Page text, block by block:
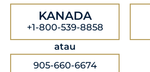
KANADA
+1-800-539-8858
atau
905-660-6674